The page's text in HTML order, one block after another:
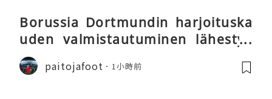
Borussia Dortmundin harjoituska
uden valmistautuminen lähestyy
päätöstään
paitojafoot 1小時前